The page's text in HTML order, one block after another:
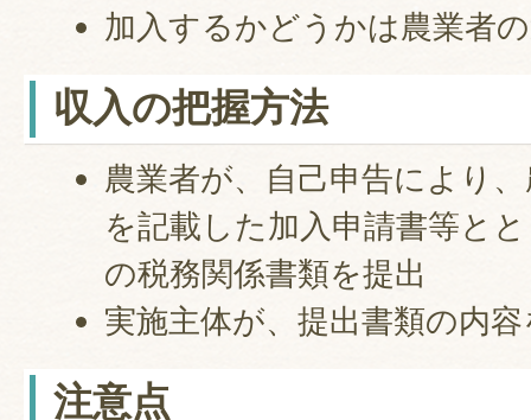
加入するかどうかは農業者
収入の把握方法
農業者が、自己申告により
を記載した加入申請書等と
の税務関係書類を提出
実施主体が、提出書類の内
注意点